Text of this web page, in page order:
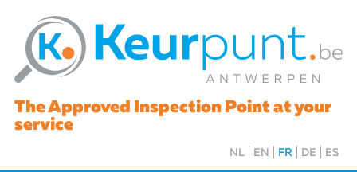
The Approved Inspection Point at your
service
NL EN FR DE ES